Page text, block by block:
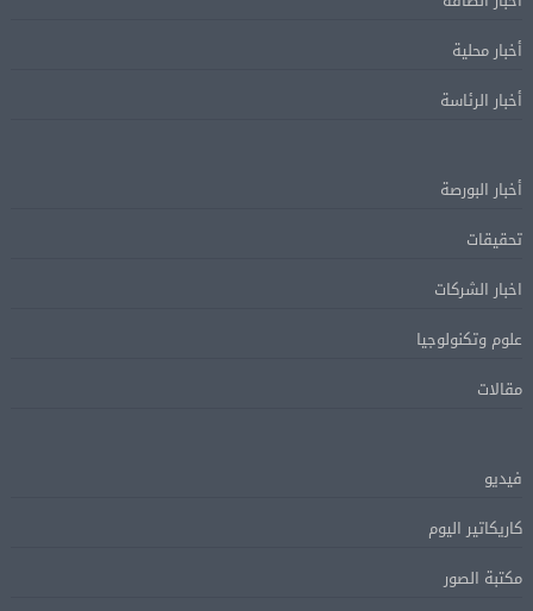
أخبار محلية
أخبار الرئاسة
أخبار البورصة
تحقيقات
اخبار الشركات
علوم وتكنولوجيا
مقالات
فيديو
كاريكاتير اليوم
مكتبة الصور